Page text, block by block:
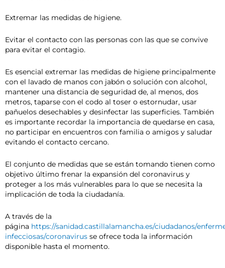
Extremar las medidas de higiene.
Evitar el contacto con las personas con las que se convive
para evitar el contagio.
Es esencial extremar las medidas de higiene principalmente
con el lavado de manos con jabón o solución con alcohol,
mantener una distancia de seguridad de, al menos, dos
metros, taparse con el codo al toser o estornudar, usar
pañuelos desechables y desinfectar las superficies. También
es importante recordar la importancia de quedarse en casa,
no participar en encuentros con familia o amigos y saludar
evitando el contacto cercano.
El conjunto de medidas que se están tomando tienen como
objetivo último frenar la expansión del coronavirus y
proteger a los más vulnerables para lo que se necesita la
implicación de toda la ciudadanía.
A través de la
página https://sanidad.castillalamancha.es/ciudadanos/
infecciosas/coronavirus se ofrece toda la información
disponible hasta el momento.